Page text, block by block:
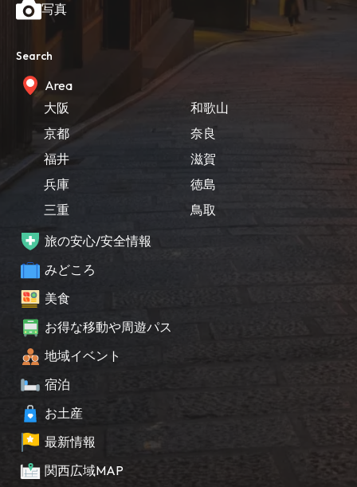
写真
Search
Area
大阪
京都
福井
兵庫
三重
和歌山
奈良
滋賀
徳島
鳥取
旅の安心/安全情報
みどころ
美食
お得な移動や周遊パス
地域イベント
宿泊
お土産
最新情報
関西広域MAP